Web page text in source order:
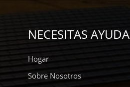
NECESITAS AYUDA
Hogar
Sobre Nosotros